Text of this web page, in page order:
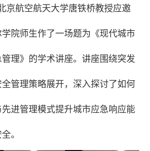
京航空航天大学唐铁桥教授应邀
院师生作了一场题为《现代城市
理》的学术讲座。讲座围绕突发
管理策略展开，深入探讨了如何
进管理模式提升城市应急响应能
。